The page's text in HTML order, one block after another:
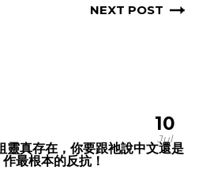
NEXT POST
10
Jul
靈真存在，你要跟祂說中文還是
最根本的反抗！